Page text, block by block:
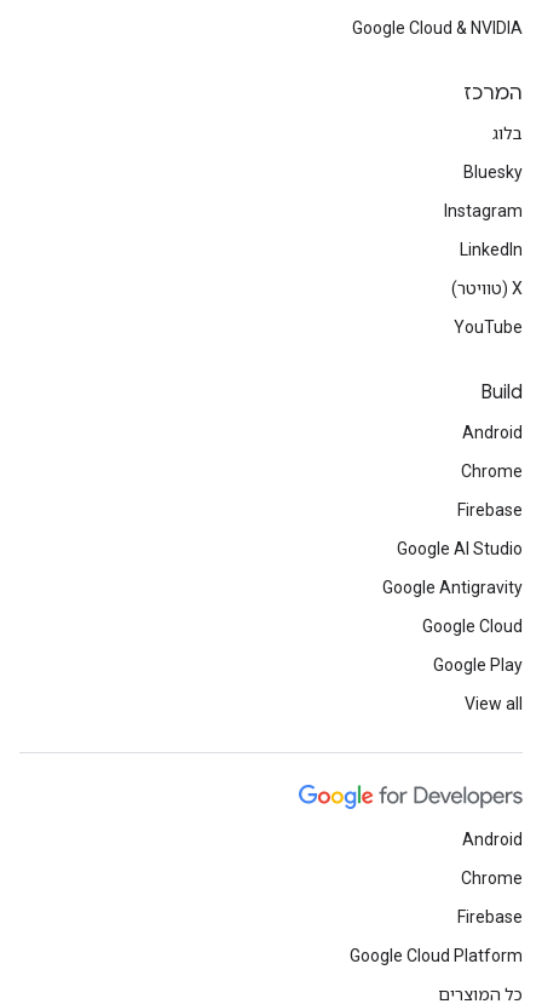
Google Cloud & NVIDIA
המרכז
בלוג
Bluesky
Instagram
LinkedIn
‫X (טוויטר)
YouTube
Build
Android
Chrome
Firebase
Google AI Studio
Google Antigravity
Google Cloud
Google Play
View all
Android
Chrome
Firebase
Google Cloud Platform
כל המוצרים